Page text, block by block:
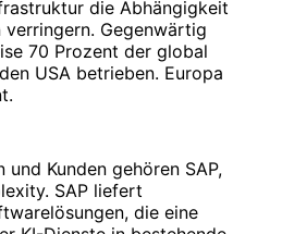
die Abhängigkeit
verringern. Gegenwärtig
70 Prozent der global
USA betrieben. Europa
Kunden gehören SAP,
SAP liefert
die eine